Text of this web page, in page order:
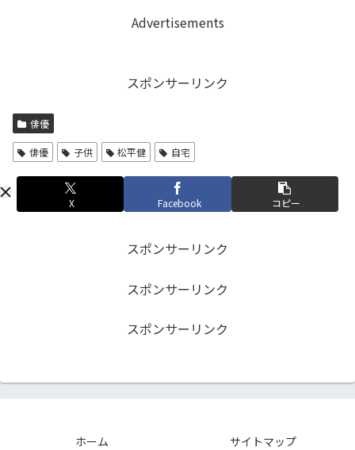
Advertisements
スポンサーリンク
俳優
俳優 子供 松平健 自宅
X Facebook コピー
スポンサーリンク
スポンサーリンク
スポンサーリンク
ホーム サイトマップ